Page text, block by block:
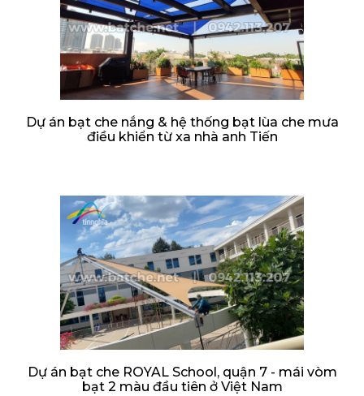
Dự án bạt che nắng & hệ thống bạt lùa che mưa
điều khiển từ xa nhà anh Tiến
Dự án bạt che ROYAL School, quận 7 - mái vòm
bạt 2 màu đầu tiên ở Việt Nam